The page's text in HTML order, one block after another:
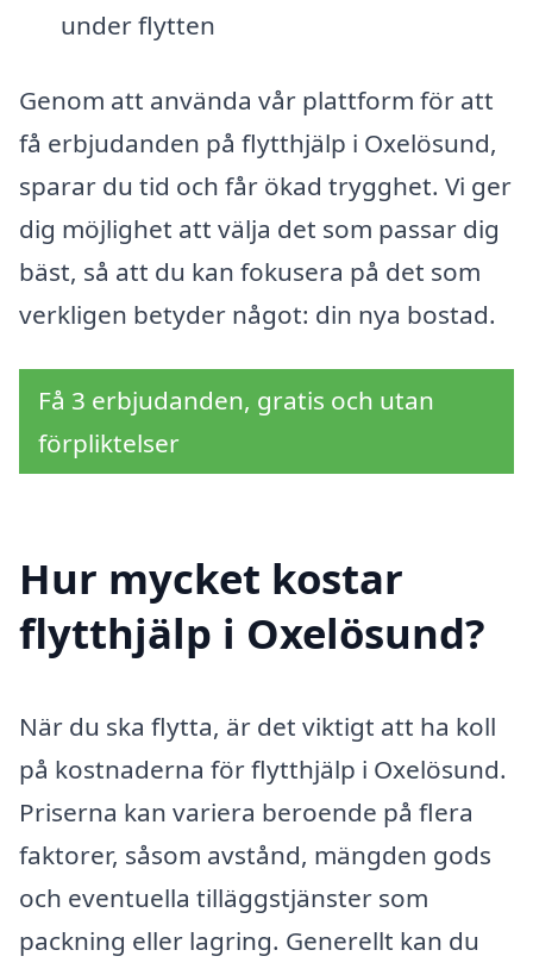
under flytten
Genom att använda vår plattform för att
få erbjudanden på flytthjälp i Oxelösund,
sparar du tid och får ökad trygghet. Vi ger
dig möjlighet att välja det som passar dig
bäst, så att du kan fokusera på det som
verkligen betyder något: din nya bostad.
Få 3 erbjudanden, gratis och utan
förpliktelser
Hur mycket kostar
flytthjälp i Oxelösund?
När du ska flytta, är det viktigt att ha koll
på kostnaderna för flytthjälp i Oxelösund.
Priserna kan variera beroende på flera
faktorer, såsom avstånd, mängden gods
och eventuella tilläggstjänster som
packning eller lagring. Generellt kan du